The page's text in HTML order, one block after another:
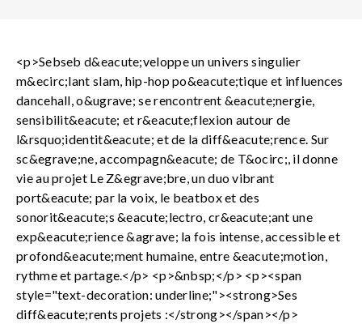
<p>Sebseb d&eacute;veloppe un univers singulier
m&ecirc;lant slam, hip-hop po&eacute;tique et influences
dancehall, o&ugrave; se rencontrent &eacute;nergie,
sensibilit&eacute; et r&eacute;flexion autour de
l&rsquo;identit&eacute; et de la diff&eacute;rence. Sur
sc&egrave;ne, accompagn&eacute; de T&ocirc;, il donne
vie au projet Le Z&egrave;bre, un duo vibrant
port&eacute; par la voix, le beatbox et des
sonorit&eacute;s &eacute;lectro, cr&eacute;ant une
exp&eacute;rience &agrave; la fois intense, accessible et
profond&eacute;ment humaine, entre &eacute;motion,
rythme et partage.</p> <p>&nbsp;</p> <p><span
style="text-decoration: underline;"><strong>Ses
diff&eacute;rents projets :</strong></span></p>